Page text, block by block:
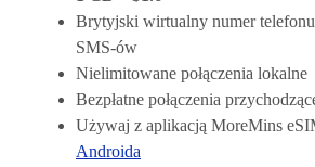
Brytyjski wirtualny numer telefonu
SMS-ów
Nielimitowane połączenia lokalne
Bezpłatne połączenia
Używaj z aplikacją MoreMins
Androida